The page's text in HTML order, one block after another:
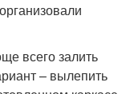
всего залить
– вылепить